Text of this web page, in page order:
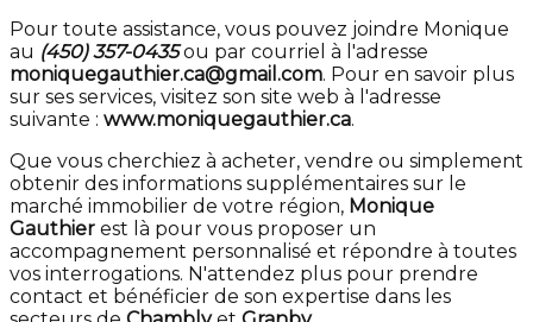
Pour toute assistance, vous pouvez joindre Monique
au (450) 357-0435ou par courriel à l'adresse
moniquegauthier.ca@gmail.com. Pour en savoir plus
sur ses services, visitez son site web à l'adresse
suivante : www.moniquegauthier.ca.
Que vous cherchiez à acheter, vendre ou simplement
obtenir des informations supplémentaires sur le
marché immobilier de votre région, Monique
Gauthier est là pour vous proposer un
accompagnement personnalisé et répondre à toutes
vos interrogations. N'attendez plus pour prendre
contact et bénéficier de son expertise dans les